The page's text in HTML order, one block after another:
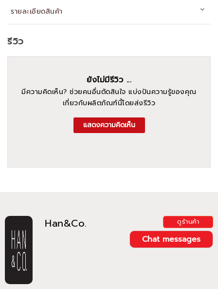
รายละเอียดสินค้า
Han&Co. ดูร้านค้า
Chat messages
รีวิว
ยังไม่มีรีวิว ...
มีความคิดเห็น? ช่วยคนอื่นตัดสินใจ แบ่งปันความรู้ของคุณ
เกี่ยวกับผลิตภัณฑ์นี้โดยส่งรีวิว
แสดงความคิดเห็น